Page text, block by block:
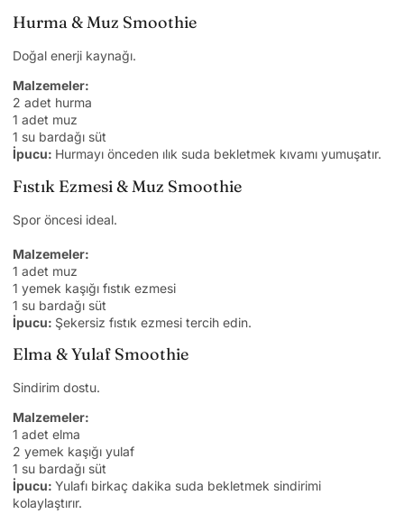
Hurma & Muz Smoothie
Doğal enerji kaynağı.
Malzemeler:
2 adet hurma
1 adet muz
1 su bardağı süt
İpucu: Hurmayı önceden ılık suda bekletmek kıvamı yumuşatır.
Fıstık Ezmesi & Muz Smoothie
Spor öncesi ideal.
Malzemeler:
1 adet muz
1 yemek kaşığı fıstık ezmesi
1 su bardağı süt
İpucu: Şekersiz fıstık ezmesi tercih edin.
Elma & Yulaf Smoothie
Sindirim dostu.
Malzemeler:
1 adet elma
2 yemek kaşığı yulaf
1 su bardağı süt
İpucu: Yulafı birkaç dakika suda bekletmek sindirimi
kolaylaştırır.